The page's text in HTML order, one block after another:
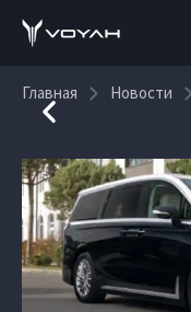
Главная Новости